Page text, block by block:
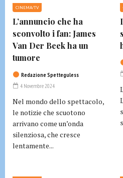
CINEMA/TV
L’annuncio che ha
sconvolto i fan: James
Van Der Beek ha un
tumore
Redazione Spetteguless
4 Novembre 2024
Nel mondo dello spettacolo,
le notizie che scuotono
arrivano come un’onda
silenziosa, che cresce
lentamente...